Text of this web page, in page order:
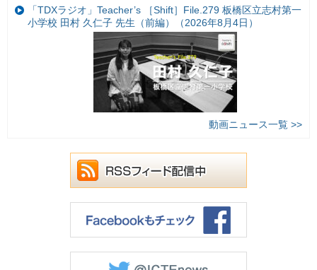
「TDXラジオ」Teacher’s ［Shift］File.279 板橋区立志村第一
小学校 田村 久仁子 先生（前編）（2026年8月4日）
動画ニュース一覧 >>